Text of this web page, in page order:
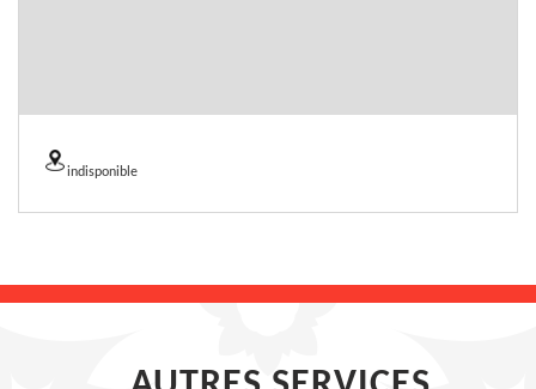
indisponible